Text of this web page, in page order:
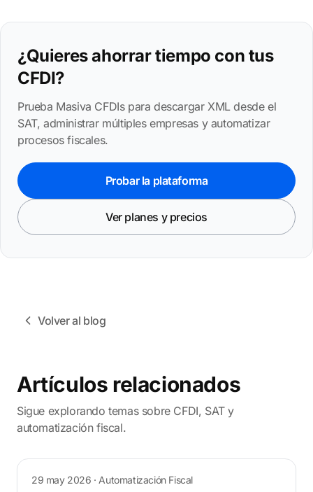
¿Quieres ahorrar tiempo con tus
CFDI?
Prueba Masiva CFDIs para descargar XML desde el
SAT, administrar múltiples empresas y automatizar
procesos fiscales.
Probar la plataforma
Ver planes y precios
Volver al blog
Artículos relacionados
Sigue explorando temas sobre CFDI, SAT y
automatización fiscal.
29 may 2026 · Automatización Fiscal